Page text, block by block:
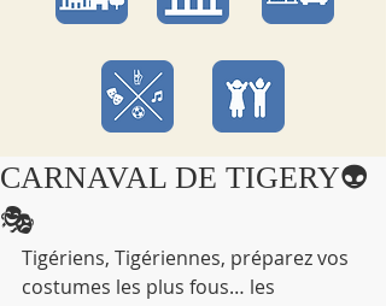
CARNAVAL DE TIGERY👽
🎭
Tigériens, Tigériennes, préparez vos
costumes les plus fous… les